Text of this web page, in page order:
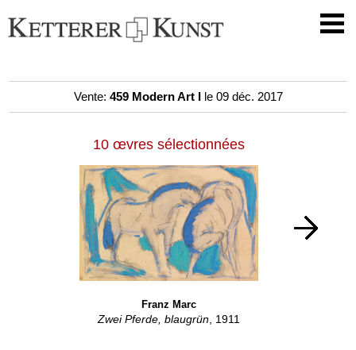
Vente: 459 Modern Art Ile 09 déc. 2017
10 œvres sélectionnées
Franz Marc
Zwei Pferde, blaugrün, 1911